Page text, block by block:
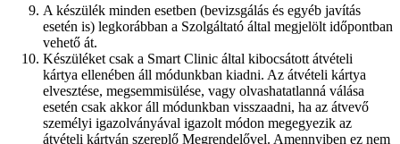
A készülék minden esetben (bevizsgálás és egyéb javítás
esetén is) legkorábban a Szolgáltató által megjelölt időpontban
vehető át.
Készüléket csak a Smart Clinic által kibocsátott átvételi
kártya ellenében áll módunkban kiadni. Az átvételi kártya
elvesztése, megsemmisülése, vagy olvashatatlanná válása
esetén csak akkor áll módunkban visszaadni, ha az átvevő
személyi igazolványával igazolt módon megegyezik az
átvételi kártyán szereplő Megrendelővel. Amennyiben ez nem